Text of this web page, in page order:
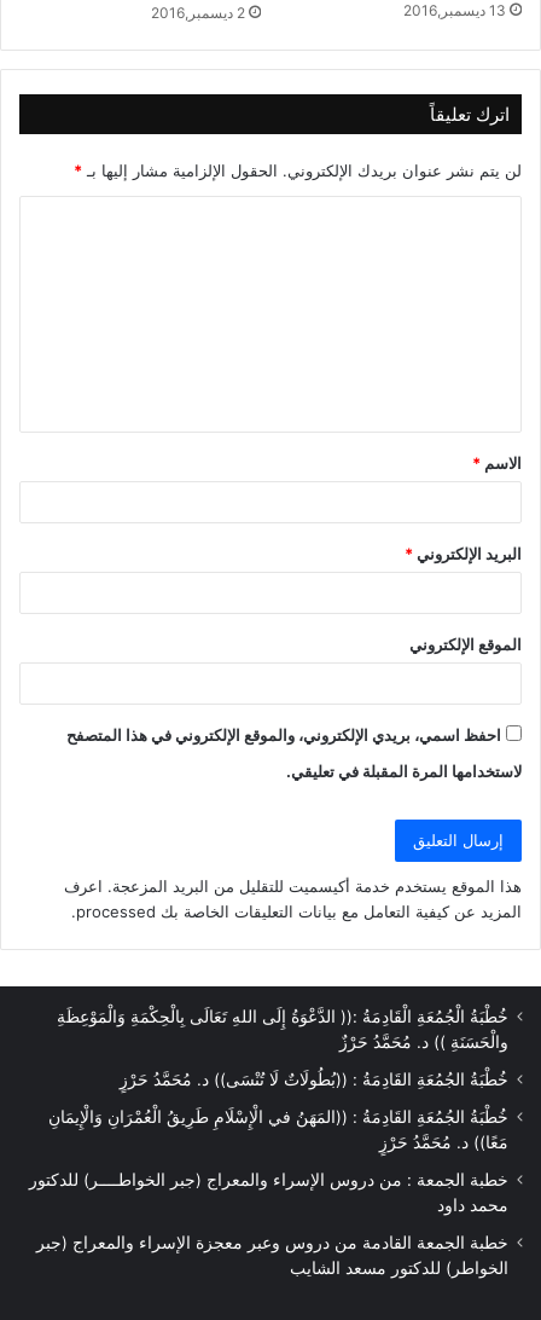
13 ديسمبر,2016 2 ديسمبر,2016
اترك تعليقاً
لن يتم نشر عنوان بريدك الإلكتروني. الحقول الإلزامية مشار إليها بـ *
ق
*
الاسم *
البريد الإلكتروني*
الموقع الإلكتروني
احفظ اسمي، بريدي الإلكتروني، والموقع الإلكتروني في هذا المتصفح
لاستخدامها المرة المقبلة في تعليقي.
هذا الموقع يستخدم خدمة أكيسميت للتقليل من البريد المزعجة. اعرف
المزيد عن كيفية التعامل مع بيانات التعليقات الخاصة بك processed
.
خُطْبَةُ الْجُمُعَةِ الْقَادِمَةُ :(( الدَّعْوَةُ إِلَى اللهِ تَعَالَى بِالْحِكْمَةِ وَالْمَوْعِظَةِ
والْحَسَنَةِ )) د. مُحَمَّدُ حَرْزٌ
خُطْبَةُ الجُمُعَةِ القَادِمَةُ : ((بُطُولَاتٌ لَا تُنْسَى)) د. مُحَمَّدُ حَرْزٍ
خُطْبَةُ الجُمُعَةِ القَادِمَةُ : ((المَهَنُ في الْإِسْلَامِ طَرِيقُ الْعُمْرَانِ وَالْإِيمَانِ
مَعًا)) د. مُحَمَّدُ حَرْزٍ
خطبة الجمعة : من دروس الإسراء والمعراج (جبر الخواطــــر) للدكتور
محمد داود
خطبة الجمعة القادمة من دروس وعبر معجزة الإسراء والمعراج (جبر
الخواطر) للدكتور مسعد الشايب